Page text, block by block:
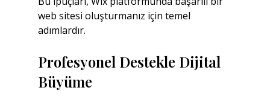
web sitesi oluşturmanız için temel
adımlardır.
Profesyonel Destekle Dijital
Büyüme